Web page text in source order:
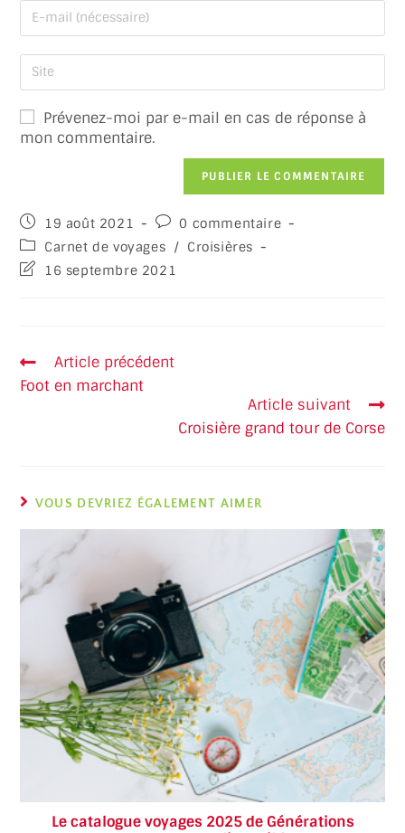
Prévenez-moi par e-mail en cas de réponse à
mon commentaire.
19 août 2021
0 commentaire
Carnet de voyages / Croisières
16 septembre 2021
Article précédent
Foot en marchant
Article suivant
Croisière grand tour de Corse
VOUS DEVRIEZ ÉGALEMENT AIMER
Le catalogue voyages 2025 de Générations